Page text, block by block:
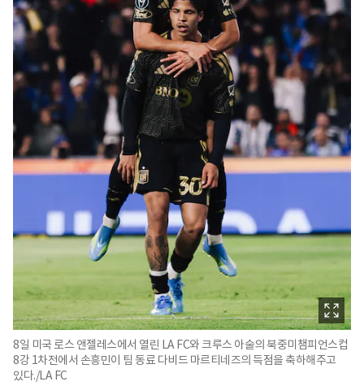
8일 미국 로스 앤젤레스에서 열린 LA FC와 크루스 아술의 북중미챔피언스컵
8강 1차전에서 손흥민이 팀 동료 다비드 마르티네즈의 득점을 축하해주고
있다./LA FC